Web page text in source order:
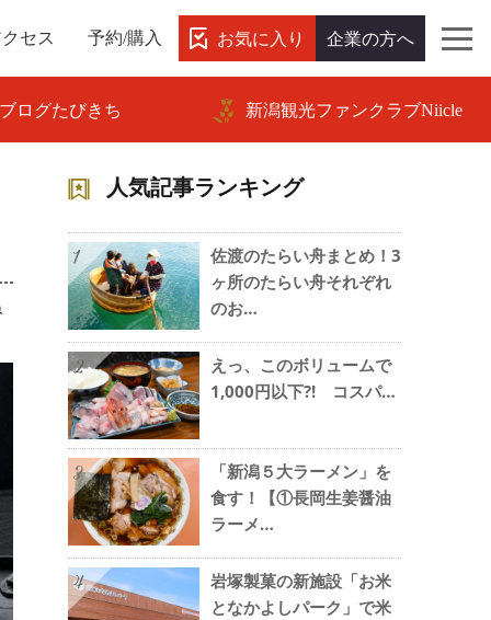
セス 予約/購入 お気に入り 企業の方へ
ログたびきち 新潟観光ファンクラブNiicle
人気記事ランキング
1
佐渡のたらい舟まとめ！3
ヶ所のたらい舟それぞれ
のお…
2
えっ、このボリュームで
1,000円以下?! コスパ…
3
「新潟５大ラーメン」を
食す！【①長岡生姜醤油
ラーメ…
4
岩塚製菓の新施設「お米
となかよしパーク」で米